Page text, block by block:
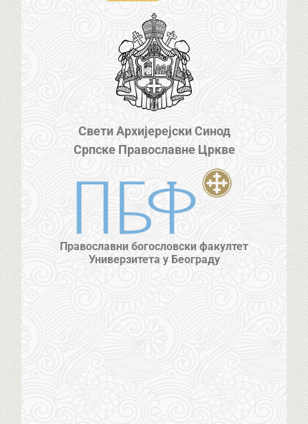
Свети Архијерејски Синод
Српске Православне Цркве
Православни богословски факултет
Универзитета у Београду